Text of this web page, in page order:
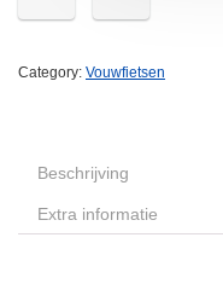
Category: Vouwfietsen
Beschrijving
Extra informatie